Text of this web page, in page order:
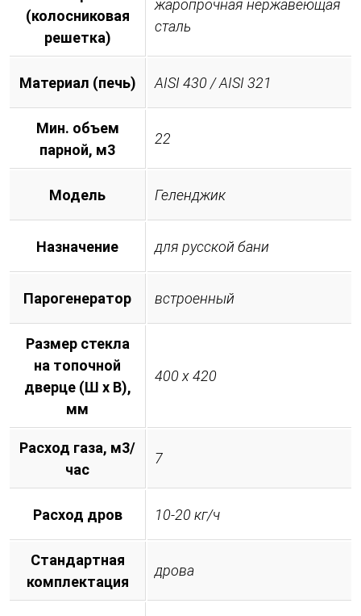
(колосниковая
решетка)
жаропрочная нержавеющая
сталь
Материал (печь) AISI 430 / AISI 321
Мин. объем
парной, м3
22
Модель Геленджик
Назначение для русской бани
Парогенератор встроенный
Размер стекла
на топочной
дверце (Ш х В),
мм
400 х 420
Расход газа, м3/
час
7
Расход дров 10-20 кг/ч
Стандартная
комплектация
дрова